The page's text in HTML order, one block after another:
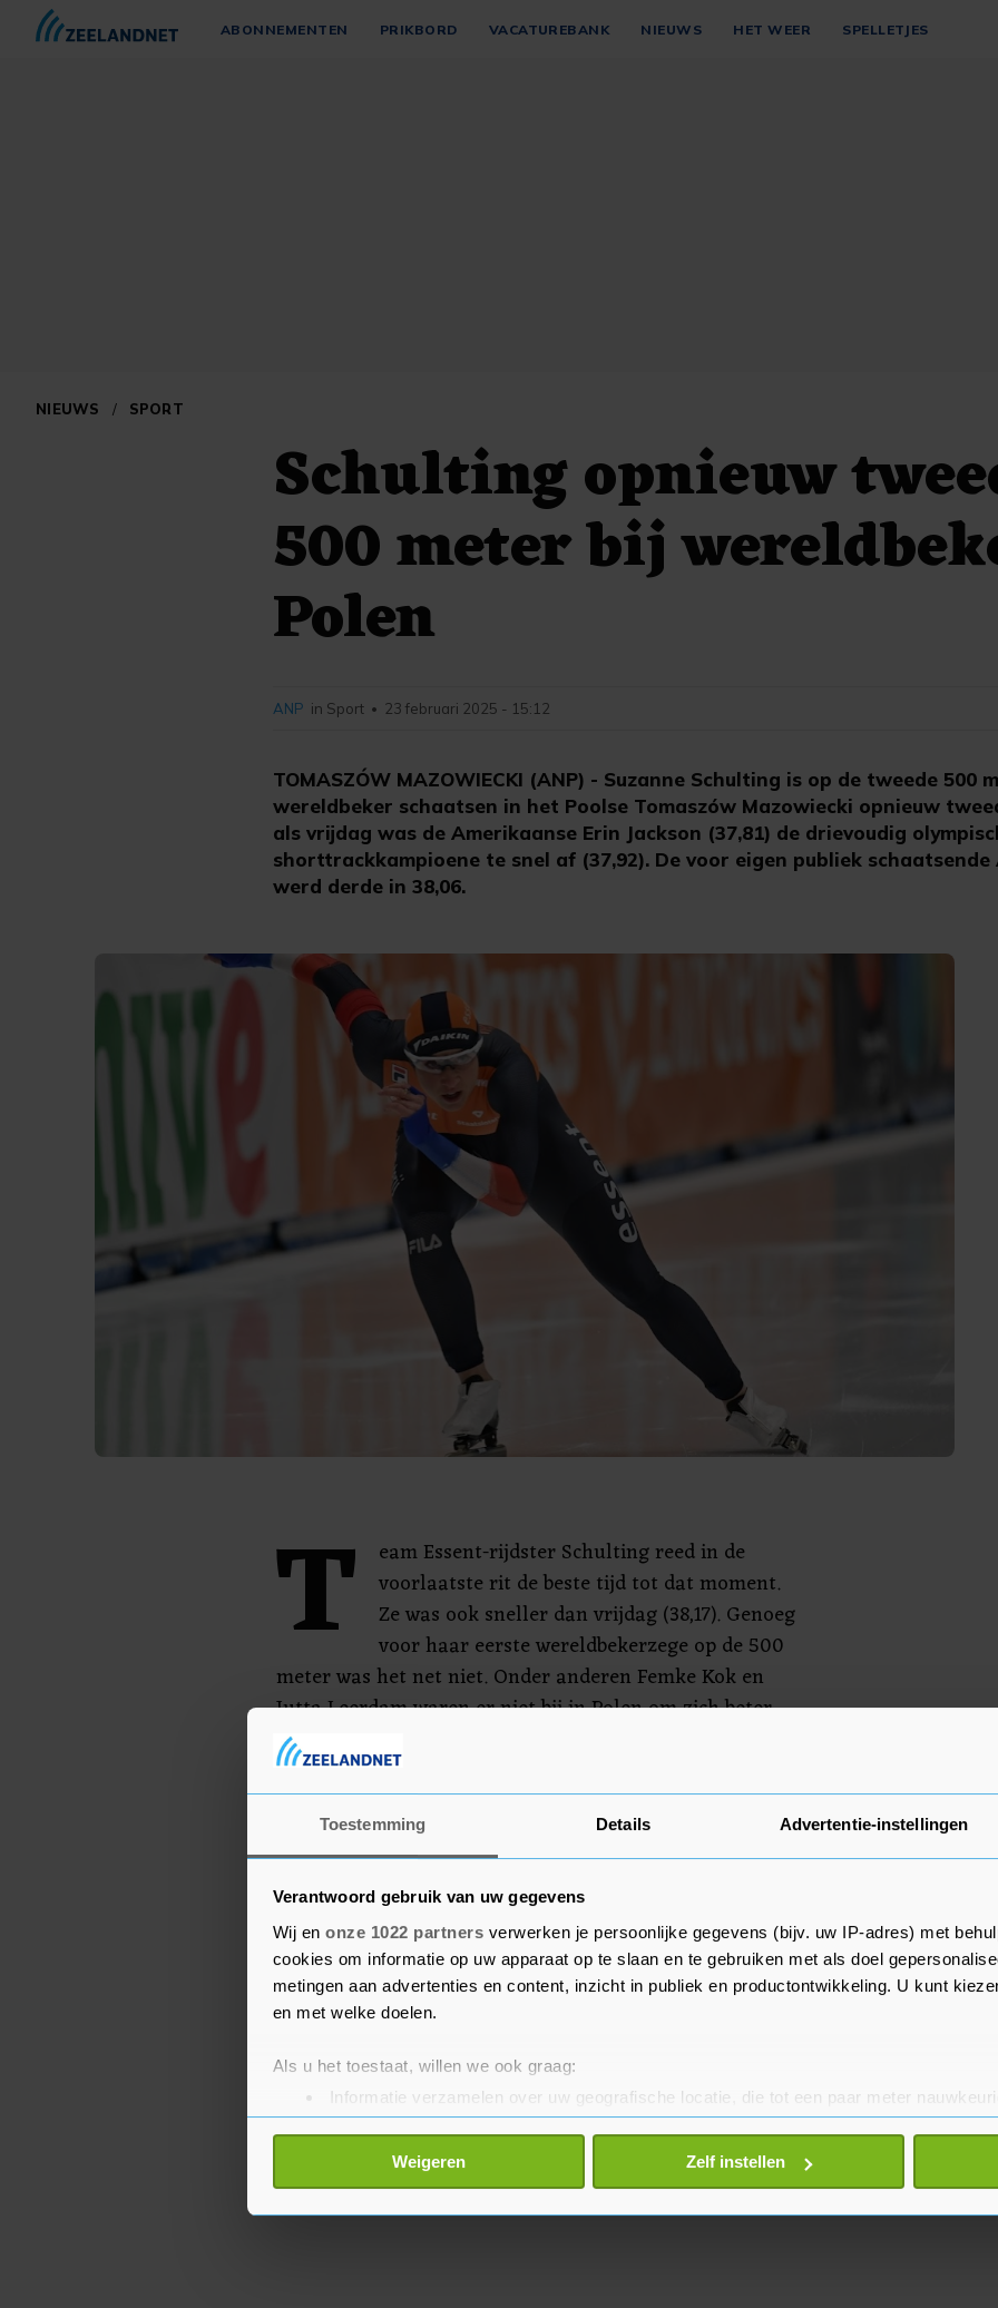
Toestemming Details Advertentie-instellingen
Verantwoord gebruik van uw gegevens
Wij en onze 1022 partners verwerken je persoonlijke gegevens (bijv. uw IP-adres) met
cookies om informatie op uw apparaat op te slaan en te gebruiken met als doel
metingen aan advertenties en content, inzicht in publiek en productontwikkeling. U kunt
en met welke doelen.
Als u het toestaat, willen we ook graag:
Informatie verzamelen over uw geografische locatie, die tot een paar meter
Uw apparaat identificeren door het actief te scannen op specifieke eigenschappen
Lees meer over hoe uw persoonlijke gegevens worden verwerkt en stel uw voorkeuren in het
toestemming op elk moment wijzigen of intrekken in de Cookieverklaring.
Weigeren Zelf instellen
ABONNEMENTEN PRIKBORD VACATUREBANK NIEUWS HET WEER SPELLETJES
NIEUWS / SPORT
Schulting opnieuw
500 meter bij
Polen
TOMASZÓW MAZOWIECKI (ANP) - Suzanne Schulting is op de tweede 500
wereldbeker schaatsen in het Poolse Tomaszów Mazowiecki opnieuw
als vrijdag was de Amerikaanse Erin Jackson (37,81) de drievoudig
shorttrackkampioene te snel af (37,92). De voor eigen publiek
werd derde in 38,06.
ANP in Sport • 23 februari 2025 - 15:12
T
eam Essent-rijdster Schulting reed in de
voorlaatste rit de beste tijd tot dat moment.
Ze was ook sneller dan vrijdag (38,17). Genoeg
voor haar eerste wereldbekerzege op de 500
meter was het net niet. Onder anderen Femke Kok en
Jutta Leerdam waren er niet bij in Polen om zich beter
voor te kunnen bereiden op de WK afstanden van
volgende maand.
Wojcik en Jackson strijden volgende week in Heerenveen
tijdens het laatste wereldbekerweekend om de eindzege
in het klassement.